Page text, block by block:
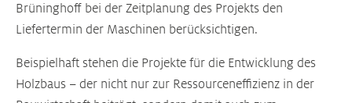
Brüninghoff bei der Zeitplanung des Projekts den
Liefertermin der Maschinen berücksichtigen.
Beispielhaft stehen die Projekte für die Entwicklung des
Holzbaus – der nicht nur zur Ressourceneffizienz in der